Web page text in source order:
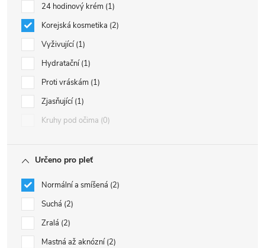
24 hodinový krém 1
Korejská kosmetika 2
Vyživující 1
Hydratační 1
Proti vráskám 1
Zjasňující 1
Kruhy pod očima 0
Určeno pro pleť
Normální a smíšená 2
Suchá 2
Zralá 2
Mastná až aknózní 2